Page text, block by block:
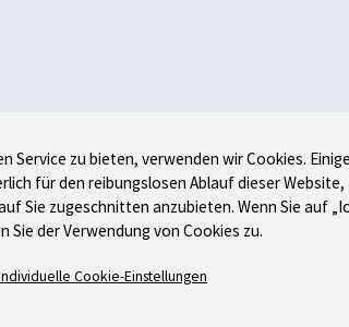
Service zu bieten, verwenden wir Cookies.
für den reibungslosen Ablauf dieser Website,
Sie zugeschnitten anzubieten. Wenn Sie auf
Sie der Verwendung von Cookies zu.
Cookie-Einstellungen